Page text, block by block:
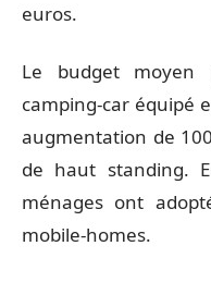
euros.
Le budget moyen
camping-car équipé
augmentation de
de haut standing.
ménages ont
mobile-homes.